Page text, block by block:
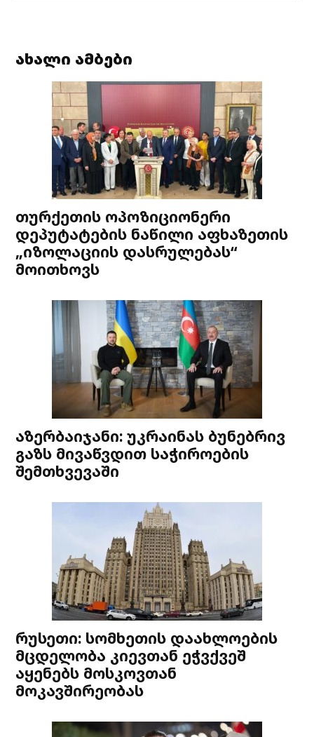
ახალი ამბები
თურქეთის ოპოზიციონერი
დეპუტატების ნაწილი აფხაზეთის
„იზოლაციის დასრულებას“
მოითხოვს
აზერბაიჯანი: უკრაინას ბუნებრივ
გაზს მივაწვდით საჭიროების
შემთხვევაში
რუსეთი: სომხეთის დაახლოების
მცდელობა კიევთან ეჭვქვეშ
აყენებს მოსკოვთან
მოკავშირეობას